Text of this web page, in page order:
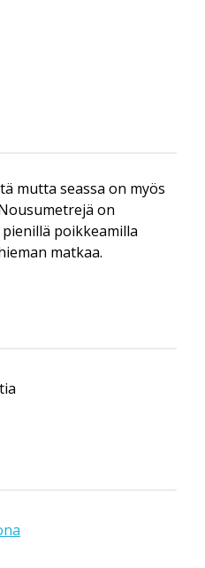
mutta seassa on myös
on
poikkeamilla
matkaa.